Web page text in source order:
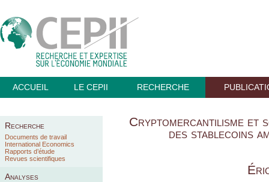
ACCUEIL LE CEPII RECHERCHE
Recherche
Documents de travail
International Economics
Rapports d’étude
Revues scientifiques
Analyses
Cryptomercantilisme et
des stablecoins